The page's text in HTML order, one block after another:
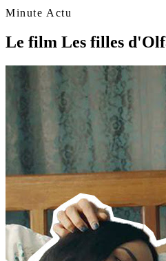
Minute Actu
Le film Les filles